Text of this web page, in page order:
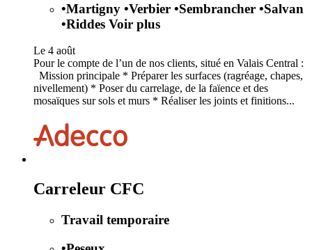
•Martigny •Verbier •Sembrancher •Salvan
•Riddes Voir plus
Le 4 août
Pour le compte de l’un de nos clients, situé en Valais Central :
Mission principale * Préparer les surfaces (ragréage, chapes,
nivellement) * Poser du carrelage, de la faïence et des
mosaïques sur sols et murs * Réaliser les joints et finitions...
Carreleur CFC
Travail temporaire